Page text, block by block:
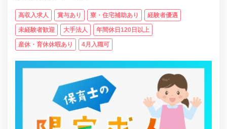
高収入求人 賞与あり 寮・住宅補助あり 経験者優遇
未経験者歓迎 大手法人 年間休日120日以上
産休・育休休暇あり 4月入職可